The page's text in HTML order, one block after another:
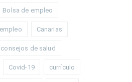
Bolsa de empleo
Canarias
consejos de salud
Covid-19 currículo